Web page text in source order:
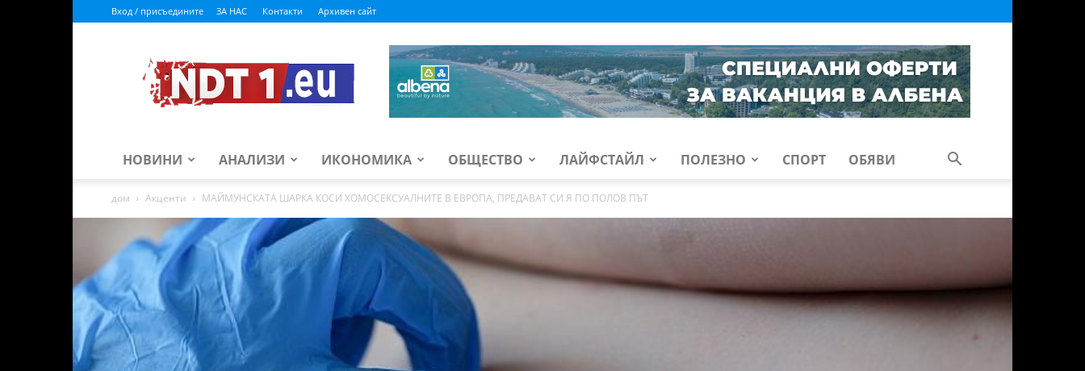
Вход / присъедините ЗА НАС Контакти Архивен сайт
НОВИНИ АНАЛИЗИ ИКОНОМИКА ОБЩЕСТВО ЛАЙФСТАЙЛ ПОЛЕЗНО СПОРТ ОБЯВИ
дом Акценти МАЙМУНСКАТА ШАРКА КОСИ ХОМОСЕКСУАЛНИТЕ В ЕВРОПА, ПРЕДАВАТ СИ Я ПО ПОЛОВ ПЪТ